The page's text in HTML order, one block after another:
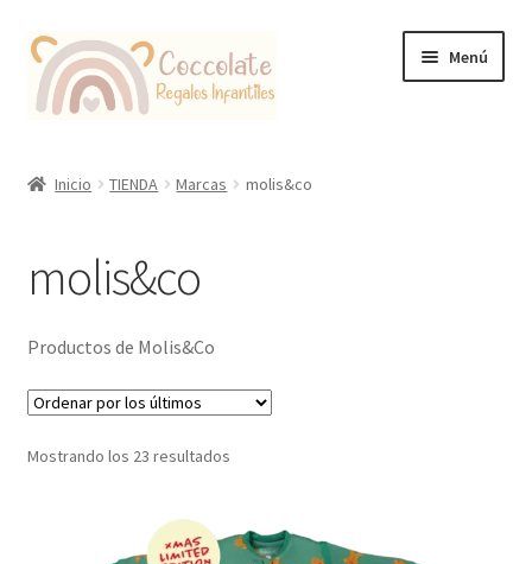
Ir
la
Ir
contenido
Menú
Inicio TIENDA Marcas molis&co
molis&co
Productos de Molis&Co
Mostrando los 23 resultadosOrdenado
últimos